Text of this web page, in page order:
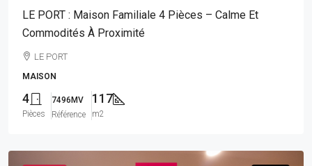
LE PORT : Maison Familiale 4 Pièces – Calme Et
Commodités À Proximité
LE PORT
MAISON
4
Pièces
7496MV
Référence
117
m2